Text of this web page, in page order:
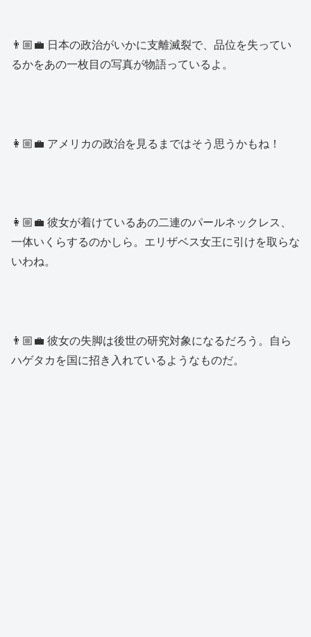
👨🏼‍💼 日本の政治がいかに支離滅裂で、品位を失ってい
るかをあの一枚目の写真が物語っているよ。
👩🏼‍💼 アメリカの政治を見るまではそう思うかもね！
👩🏼‍💼 彼女が着けているあの二連のパールネックレス、
一体いくらするのかしら。エリザベス女王に引けを取らな
いわね。
👨🏼‍💼 彼女の失脚は後世の研究対象になるだろう。自ら
ハゲタカを国に招き入れているようなものだ。